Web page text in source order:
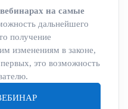
на самые
дальнейшего
получение
изменениям в законе,
это возможность